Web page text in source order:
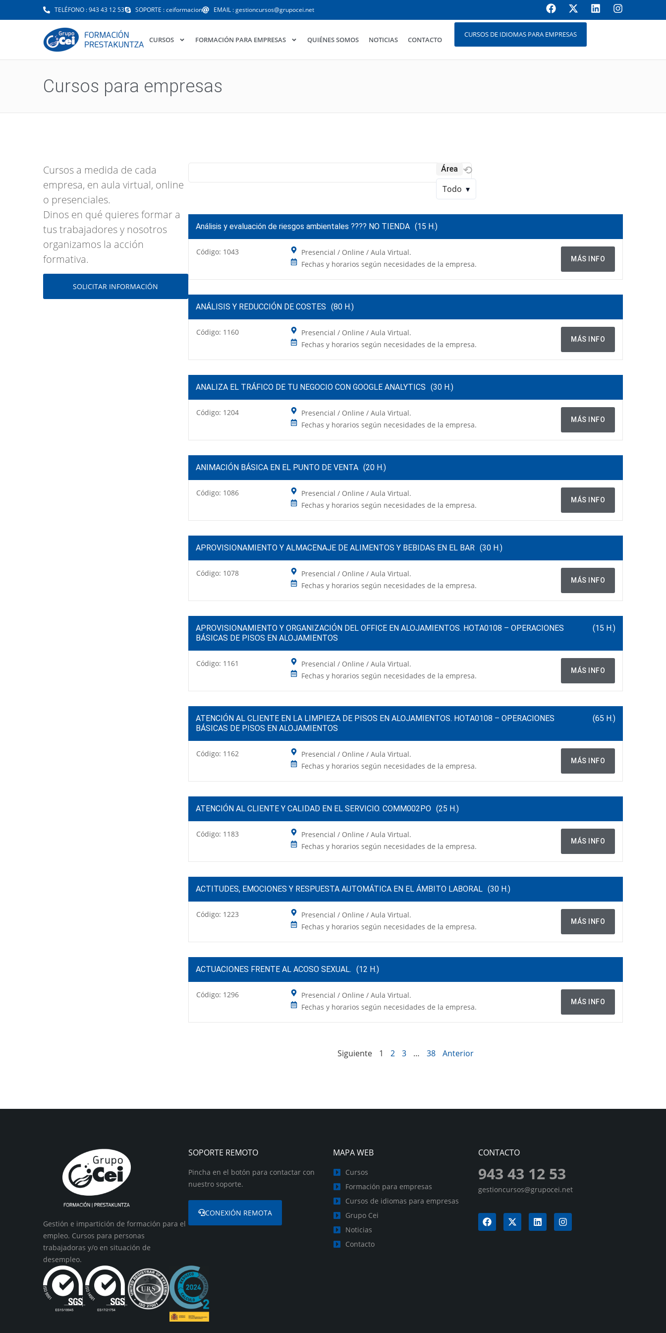
TELÉFONO : 943 43 12 53 SOPORTE : ceiformacion EMAIL : gestioncursos@grupocei.net
CURSOS FORMACIÓN PARA EMPRESAS QUIÉNES SOMOS NOTICIAS CONTACTO
CURSOS DE IDIOMAS PARA EMPRESAS
Cursos para empresas
Cursos a medida de cada
empresa, en aula virtual, online
o presenciales.
Dinos en qué quieres formar a
tus trabajadores y nosotros
organizamos la acción
formativa.
SOLICITAR INFORMACIÓN
Área ⟲
Todo ▾
Análisis y evaluación de riesgos ambientales ???? NO TIENDA (15 H.)
Código: 1043
Presencial / Online / Aula Virtual.
Fechas y horarios según necesidades de la empresa.
MÁS INFO
ANÁLISIS Y REDUCCIÓN DE COSTES (80 H.)
Código: 1160
Presencial / Online / Aula Virtual.
Fechas y horarios según necesidades de la empresa.
MÁS INFO
ANALIZA EL TRÁFICO DE TU NEGOCIO CON GOOGLE ANALYTICS (30 H.)
Código: 1204
Presencial / Online / Aula Virtual.
Fechas y horarios según necesidades de la empresa.
MÁS INFO
ANIMACIÓN BÁSICA EN EL PUNTO DE VENTA (20 H.)
Código: 1086
Presencial / Online / Aula Virtual.
Fechas y horarios según necesidades de la empresa.
MÁS INFO
APROVISIONAMIENTO Y ALMACENAJE DE ALIMENTOS Y BEBIDAS EN EL BAR (30 H.)
Código: 1078
Presencial / Online / Aula Virtual.
Fechas y horarios según necesidades de la empresa.
MÁS INFO
APROVISIONAMIENTO Y ORGANIZACIÓN DEL OFFICE EN ALOJAMIENTOS. HOTA0108 – OPERACIONES
BÁSICAS DE PISOS EN ALOJAMIENTOS
(15 H.)
Código: 1161
Presencial / Online / Aula Virtual.
Fechas y horarios según necesidades de la empresa.
MÁS INFO
ATENCIÓN AL CLIENTE EN LA LIMPIEZA DE PISOS EN ALOJAMIENTOS. HOTA0108 – OPERACIONES
BÁSICAS DE PISOS EN ALOJAMIENTOS
(65 H.)
Código: 1162
Presencial / Online / Aula Virtual.
Fechas y horarios según necesidades de la empresa.
MÁS INFO
ATENCIÓN AL CLIENTE Y CALIDAD EN EL SERVICIO. COMM002PO (25 H.)
Código: 1183
Presencial / Online / Aula Virtual.
Fechas y horarios según necesidades de la empresa.
MÁS INFO
ACTITUDES, EMOCIONES Y RESPUESTA AUTOMÁTICA EN EL ÁMBITO LABORAL (30 H.)
Código: 1223
Presencial / Online / Aula Virtual.
Fechas y horarios según necesidades de la empresa.
MÁS INFO
ACTUACIONES FRENTE AL ACOSO SEXUAL. (12 H.)
Código: 1296
Presencial / Online / Aula Virtual.
Fechas y horarios según necesidades de la empresa.
MÁS INFO
Siguiente 1 2 3 … 38 Anterior
Gestión e impartición de formación para el
empleo. Cursos para personas
trabajadoras y/o en situación de
desempleo.
SOPORTE REMOTO
Pincha en el botón para contactar con
nuestro soporte.
CONEXIÓN REMOTA
MAPA WEB
Cursos
Formación para empresas
Cursos de idiomas para empresas
Grupo Cei
Noticias
Contacto
CONTACTO
943 43 12 53
gestioncursos@grupocei.net